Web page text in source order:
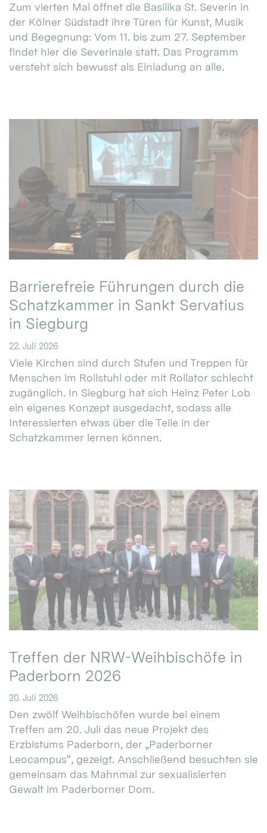
Zum vierten Mal öffnet die Basilika St. Severin in
der Kölner Südstadt ihre Türen für Kunst, Musik
und Begegnung: Vom 11. bis zum 27. September
findet hier die Severinale statt. Das Programm
versteht sich bewusst als Einladung an alle.
Barrierefreie Führungen durch die
Schatzkammer in Sankt Servatius
in Siegburg
22. Juli 2026
Viele Kirchen sind durch Stufen und Treppen für
Menschen im Rollstuhl oder mit Rollator schlecht
zugänglich. In Siegburg hat sich Heinz Peter Lob
ein eigenes Konzept ausgedacht, sodass alle
Interessierten etwas über die Teile in der
Schatzkammer lernen können.
Treffen der NRW-Weihbischöfe in
Paderborn 2026
20. Juli 2026
Den zwölf Weihbischöfen wurde bei einem
Treffen am 20. Juli das neue Projekt des
Erzbistums Paderborn, der „Paderborner
Leocampus“, gezeigt. Anschließend besuchten sie
gemeinsam das Mahnmal zur sexualisierten
Gewalt im Paderborner Dom.